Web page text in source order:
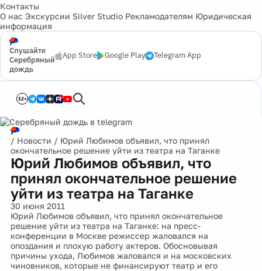
Контакты
О нас Экскурсии Silver Studio Рекламодателям Юридическая
информация
Слушайте
Серебряный
дождь
App Store Google Play Telegram App
12+
/ Новости / Юрий Любимов объявил, что принял
окончательное решение уйти из театра на Таганке
Юрий Любимов объявил, что
принял окончательное решение
уйти из театра на Таганке
30 июня 2011
Юрий Любимов объявил, что принял окончательное
решение уйти из театра на Таганке: на пресс-
конференции в Москве режиссер жаловался на
опоздания и плохую работу актеров. Обосновывая
причины ухода, Любимов жаловался и на московских
чиновников, которые не финансируют театр и его